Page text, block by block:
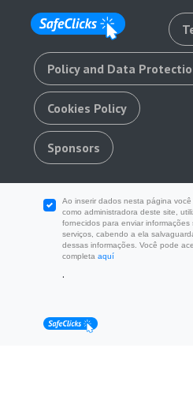
Policy and Data
Cookies Policy
Sponsors
Ao inserir dados nesta página
como administradora deste site,
fornecidos para enviar
serviços, cabendo a ela
dessas informações. Você pode
completa aquí
.